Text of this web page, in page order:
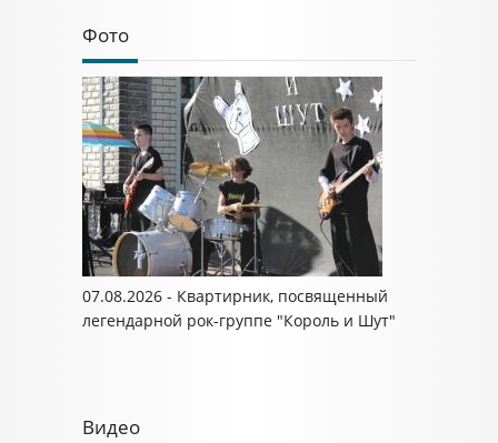
Фото
07.08.2026 - Квартирник, посвященный
легендарной рок-группе "Король и Шут"
Видео